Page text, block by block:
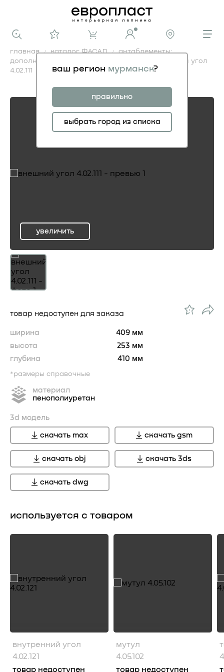
ваш регион мурманск?
правильно
выбрать город из списка
главная каталог ФАСАД
антаблементы:
дополнительные элементы фасадные
внешний угол
4.02.111
внешний угол 4.02.111
ru
увеличить
товар недоступен для заказа
ширина
409 мм
высота
253 мм
глубина
410 мм
*размеры справочные
материал
пенополиуретан
3d модель
скачать max скачать gsm
скачать obj скачать 3ds
скачать dwg
используется с товаром
товар недоступен
внутренний угол
4.02.121
товар недоступен
мутул
4.05.102